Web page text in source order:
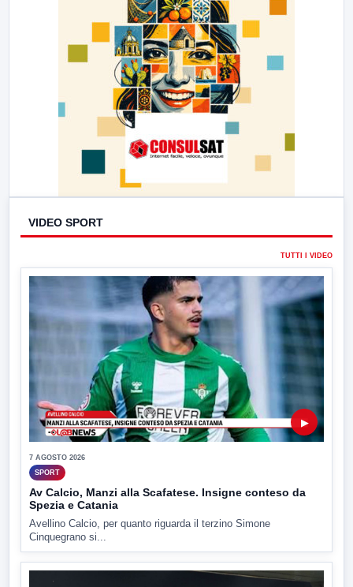
VIDEO SPORT
TUTTI I VIDEO
▶
7 AGOSTO 2026
SPORT
Av Calcio, Manzi alla Scafatese. Insigne conteso da
Spezia e Catania
Avellino Calcio, per quanto riguarda il terzino Simone
Cinquegrano si...